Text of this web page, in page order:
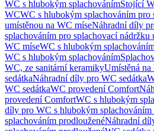
WC s hlubokým splachovánímStojící
WCWC s hlubokým splachováním pro
umístěnou na WC míseNáhradní díly
splachováním pro splachovací nádržku
WC míseWC s hlubokým
WC s hlubokým splachováním
WC, ze sanitární keramikyUmístěná
sedátkaNáhradní díly pro WC sedátka
WC sedátkaWC provedení Comfort
provedení ComfortWC s hlubokým
díly pro WC s hlubokým splachováním
splachováním prodlouženéNáhradní